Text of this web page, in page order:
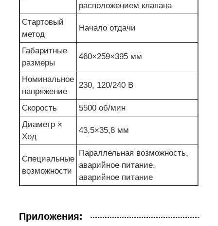
расположением клапана
Стартовый
метод
Начало отдачи
Габаритные
размеры
460×259×395 мм
Номинальное
напряжение
230, 120/240 В
Скорость
5500 об/мин
Диаметр ×
Ход
43,5×35,8 мм
Специальные
возможности
Параллельная возможность,
аварийное питание,
аварийное питание
Приложения: